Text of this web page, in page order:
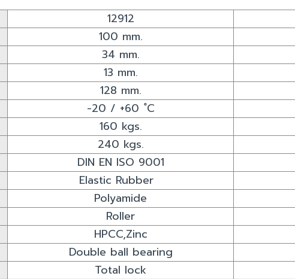
12912
100 mm.
34 mm.
13 mm.
128 mm.
-20 / +60 ํC
160 kgs.
240 kgs.
DIN EN ISO 9001
Elastic Rubber
Polyamide
Roller
HPCC,Zinc
Double ball bearing
Total lock